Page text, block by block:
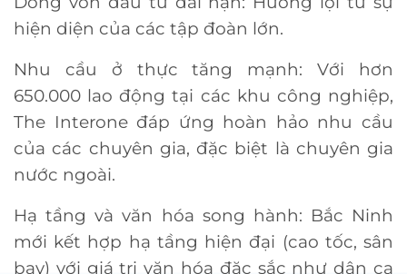
hiện diện của các tập đoàn lớn.
Nhu cầu ở thực tăng mạnh: Với hơn
650.000 lao động tại các khu công nghiệp,
The Interone đáp ứng hoàn hảo nhu cầu
của các chuyên gia, đặc biệt là chuyên gia
nước ngoài.
Hạ tầng và văn hóa song hành: Bắc Ninh
mới kết hợp hạ tầng hiện đại (cao tốc, sân
bay) với giá trị văn hóa đặc sắc như dân ca